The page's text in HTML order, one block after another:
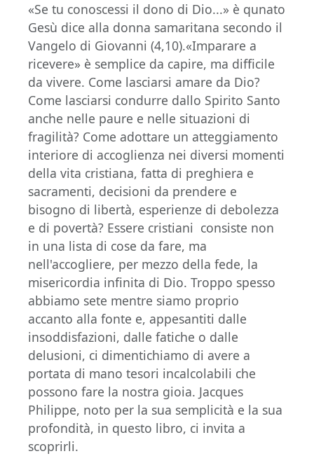
«Se tu conoscessi il dono di Dio...» è qunato
Gesù dice alla donna samaritana secondo il
Vangelo di Giovanni (4,10).«Imparare a
ricevere» è semplice da capire, ma difficile
da vivere. Come lasciarsi amare da Dio?
Come lasciarsi condurre dallo Spirito Santo
anche nelle paure e nelle situazioni di
fragilità? Come adottare un atteggiamento
interiore di accoglienza nei diversi momenti
della vita cristiana, fatta di preghiera e
sacramenti, decisioni da prendere e
bisogno di libertà, esperienze di debolezza
e di povertà? Essere cristiani consiste non
in una lista di cose da fare, ma
nell'accogliere, per mezzo della fede, la
misericordia infinita di Dio. Troppo spesso
abbiamo sete mentre siamo proprio
accanto alla fonte e, appesantiti dalle
insoddisfazioni, dalle fatiche o dalle
delusioni, ci dimentichiamo di avere a
portata di mano tesori incalcolabili che
possono fare la nostra gioia. Jacques
Philippe, noto per la sua semplicità e la sua
profondità, in questo libro, ci invita a
scoprirli.